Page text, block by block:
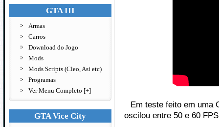
GTA III
Armas
Carros
Download do Jogo
Mods
Mods Scripts (Cleo, Asi etc)
Programas
Ver Menu Completo [+]
GTA Vice City
Em teste feito em uma
oscilou entre 50 e 60